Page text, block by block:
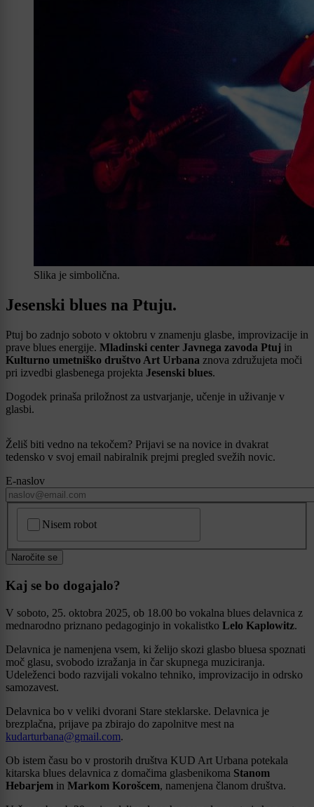
Slika je simbolična.
Jesenski blues na Ptuju.
Ptuj bo zadnjo soboto v oktobru v znamenju glasbe, improvizacije in
prave blues energije. Mladinski center Javnega zavoda Ptuj in
Kulturno umetniško društvo Art Urbana znova združujeta moči
pri izvedbi glasbenega projekta Jesenski blues.
Dogodek prinaša priložnost za ustvarjanje, učenje in uživanje v
glasbi.
Želiš biti vedno na tekočem? Prijavi se na novice in dvakrat
tedensko v svoj email nabiralnik prejmi pregled svežih novic.
E-naslov
Nisem robot
Naročite se
Kaj se bo dogajalo?
V soboto, 25. oktobra 2025, ob 18.00 bo vokalna blues delavnica z
mednarodno priznano pedagoginjo in vokalistko Lelo Kaplowitz.
Delavnica je namenjena vsem, ki želijo skozi glasbo bluesa spoznati
moč glasu, svobodo izražanja in čar skupnega muziciranja.
Udeleženci bodo razvijali vokalno tehniko, improvizacijo in odrsko
samozavest.
Delavnica bo v veliki dvorani Stare steklarske. Delavnica je
brezplačna, prijave pa zbirajo do zapolnitve mest na
kudarturbana@gmail.com.
Ob istem času bo v prostorih društva KUD Art Urbana potekala
kitarska blues delavnica z domačima glasbenikoma Stanom
Hebarjem in Markom Korošcem, namenjena članom društva.